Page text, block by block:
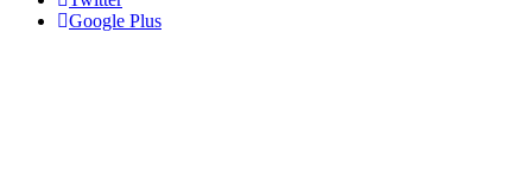
Google Plus